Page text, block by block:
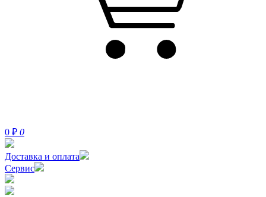
0 ₽ 0
Доставка и оплата
Сервис